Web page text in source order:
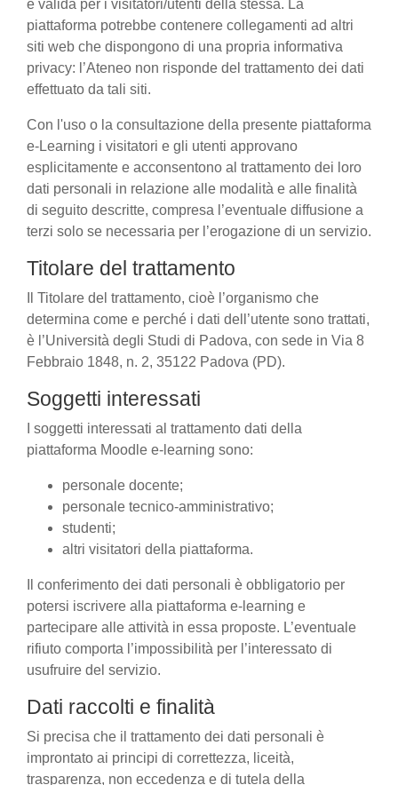
è valida per i visitatori/utenti della stessa. La
piattaforma potrebbe contenere collegamenti ad altri
siti web che dispongono di una propria informativa
privacy: l’Ateneo non risponde del trattamento dei dati
effettuato da tali siti.
Con l'uso o la consultazione della presente piattaforma
e-Learning i visitatori e gli utenti approvano
esplicitamente e acconsentono al trattamento dei loro
dati personali in relazione alle modalità e alle finalità
di seguito descritte, compresa l’eventuale diffusione a
terzi solo se necessaria per l’erogazione di un servizio.
Titolare del trattamento
Il Titolare del trattamento, cioè l’organismo che
determina come e perché i dati dell’utente sono trattati,
è l’Università degli Studi di Padova, con sede in Via 8
Febbraio 1848, n. 2, 35122 Padova (PD).
Soggetti interessati
I soggetti interessati al trattamento dati della
piattaforma Moodle e-learning sono:
personale docente;
personale tecnico-amministrativo;
studenti;
altri visitatori della piattaforma.
Il conferimento dei dati personali è obbligatorio per
potersi iscrivere alla piattaforma e-learning e
partecipare alle attività in essa proposte. L’eventuale
rifiuto comporta l’impossibilità per l’interessato di
usufruire del servizio.
Dati raccolti e finalità
Si precisa che il trattamento dei dati personali è
improntato ai principi di correttezza, liceità,
trasparenza, non eccedenza e di tutela della